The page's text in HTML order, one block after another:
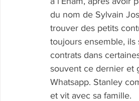
du nom de Sylvain
trouver des petits
toujours ensemble,
contrats dans
souvent ce dernier et
Whatsapp. Stanley
et vit avec sa famille.